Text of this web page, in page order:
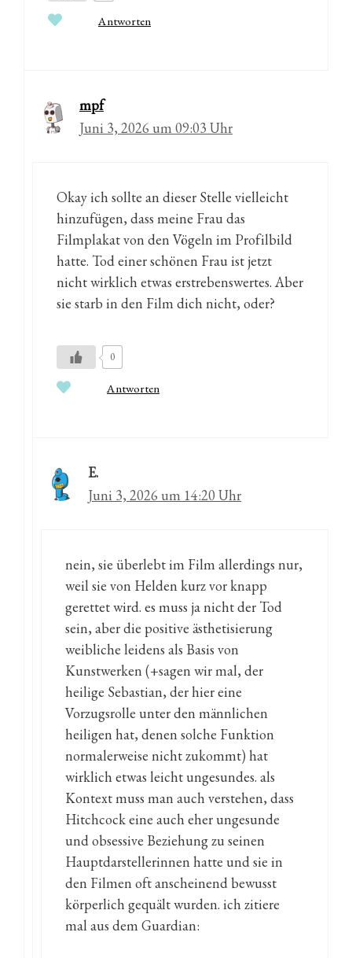
Antworten
mpf
Juni 3, 2026 um 09:03 Uhr
Okay ich sollte an dieser Stelle vielleicht
hinzufügen, dass meine Frau das
Filmplakat von den Vögeln im Profilbild
hatte. Tod einer schönen Frau ist jetzt
nicht wirklich etwas erstrebenswertes. Aber
sie starb in den Film dich nicht, oder?
0
Antworten
E.
Juni 3, 2026 um 14:20 Uhr
nein, sie überlebt im Film allerdings nur,
weil sie von Helden kurz vor knapp
gerettet wird. es muss ja nicht der Tod
sein, aber die positive ästhetisierung
weibliche leidens als Basis von
Kunstwerken (+sagen wir mal, der
heilige Sebastian, der hier eine
Vorzugsrolle unter den männlichen
heiligen hat, denen solche Funktion
normalerweise nicht zukommt) hat
wirklich etwas leicht ungesundes. als
Kontext muss man auch verstehen, dass
Hitchcock eine auch eher ungesunde
und obsessive Beziehung zu seinen
Hauptdarstellerinnen hatte und sie in
den Filmen oft anscheinend bewusst
körperlich gequält wurden. ich zitiere
mal aus dem Guardian: